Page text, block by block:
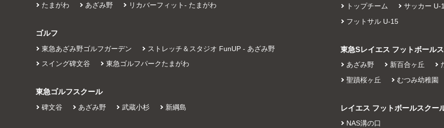
たまがわ あざみ野 リカバーフィット- たまがわ
ゴルフ
東急あざみ野ゴルフガーデン
ストレッチ＆スタジオ FunUP - あざみ野
スイング碑文谷
東急ゴルフパークたまがわ
東急ゴルフスクール
碑文谷 あざみ野 武蔵小杉 新綱島
トップチーム
サッカー U-
フットサル U-15
東急Sレイエス フットボール
あざみ野 新百合ヶ丘
聖蹟桜ヶ丘
むつみ幼稚園
レイエス フットボールスクー
NAS溝の口